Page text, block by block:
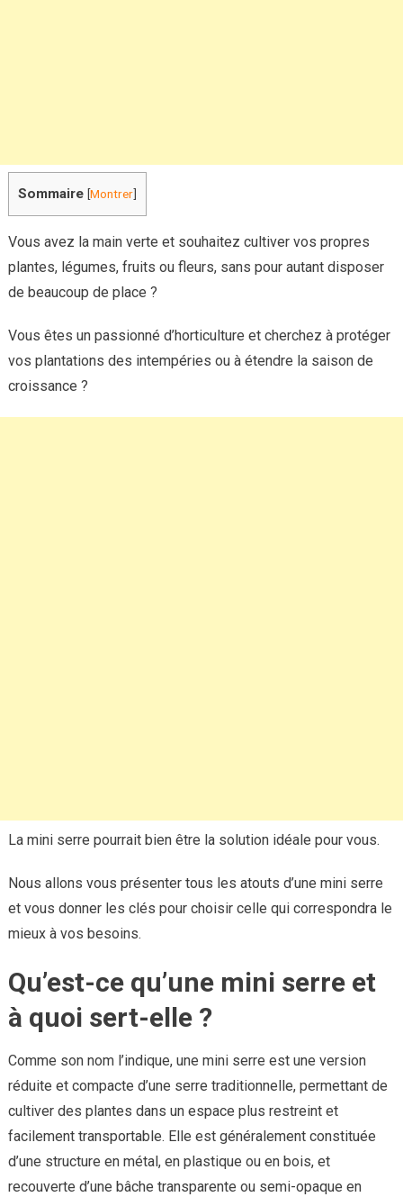
Sommaire [Montrer]
Vous avez la main verte et souhaitez cultiver vos propres
plantes, légumes, fruits ou fleurs, sans pour autant disposer
de beaucoup de place ?
Vous êtes un passionné d’horticulture et cherchez à protéger
vos plantations des intempéries ou à étendre la saison de
croissance ?
La mini serre pourrait bien être la solution idéale pour vous.
Nous allons vous présenter tous les atouts d’une mini serre
et vous donner les clés pour choisir celle qui correspondra le
mieux à vos besoins.
Qu’est-ce qu’une mini serre et
à quoi sert-elle ?
Comme son nom l’indique, une mini serre est une version
réduite et compacte d’une serre traditionnelle, permettant de
cultiver des plantes dans un espace plus restreint et
facilement transportable. Elle est généralement constituée
d’une structure en métal, en plastique ou en bois, et
recouverte d’une bâche transparente ou semi-opaque en